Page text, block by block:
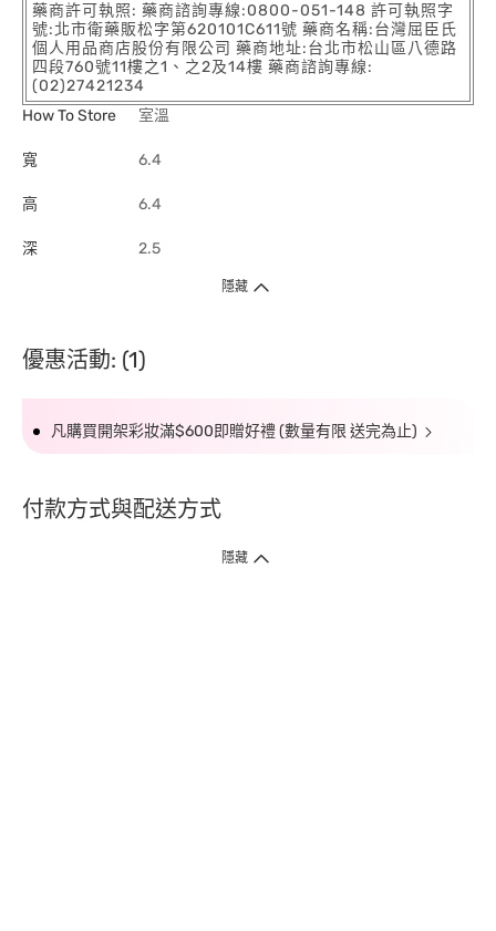
藥商許可執照: 藥商諮詢專線:0800-051-148 許可執照字
號:北市衛藥販松字第620101C611號 藥商名稱:台灣屈臣氏
個人用品商店股份有限公司 藥商地址:台北市松山區八德路
四段760號11樓之1、之2及14樓 藥商諮詢專線:
(02)27421234
How To Store
室溫
寬 6.4
高 6.4
深 2.5
隱藏
優惠活動: (1)
凡購買開架彩妝滿$600即贈好禮 (數量有限 送完為止)
付款方式與配送方式
隱藏